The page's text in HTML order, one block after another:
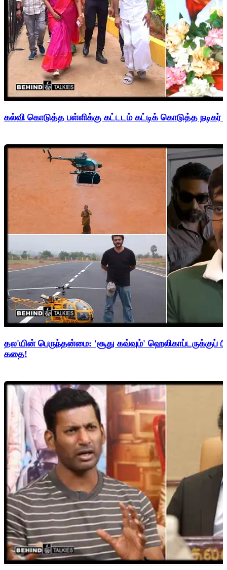
கல்வி கொடுத்த பள்ளிக்கு கட்டடம் கட்டிக் கொடுத்த நடிகர்
தல'யின் பெருந்தன்மை: 'சூது கவ்வும்' ஹெலிகாப்டருக்குப்
கதை!